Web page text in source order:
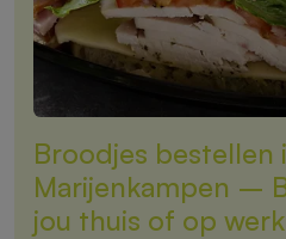
Broodjes bestellen
Marijenkampen –
jou thuis of op werk